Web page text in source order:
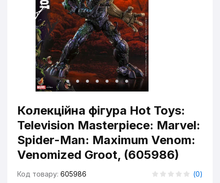
Колекційна фігура Hot Toys:
Television Masterpiece: Marvel:
Spider-Man: Maximum Venom:
Venomized Groot, (605986)
Код товару: 605986 (0)